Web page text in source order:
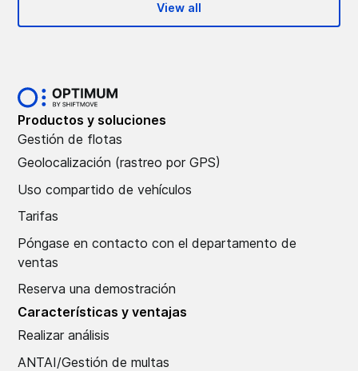
View all
Productos y soluciones
Gestión de flotas
Geolocalización (rastreo por GPS)
Uso compartido de vehículos
Tarifas
Póngase en contacto con el departamento de
ventas
Reserva una demostración
Características y ventajas
Realizar análisis
ANTAI/Gestión de multas